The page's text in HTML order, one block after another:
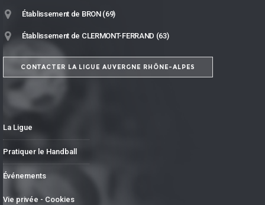
Établissement de BRON (69)
Établissement de CLERMONT-FERRAND (63)
CONTACTER LA LIGUE AUVERGNE RHÔNE-ALPES
La Ligue
Pratiquer le Handball
Événements
Vie privée - Cookies